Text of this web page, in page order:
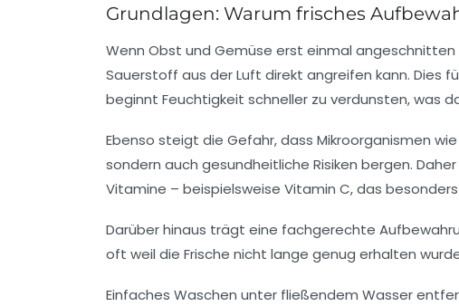
Grundlagen: Warum frisches
Wenn Obst und Gemüse erst einmal
Sauerstoff aus der Luft direkt angreifen kann. Dies
beginnt Feuchtigkeit schneller zu verdunsten, was
Ebenso steigt die Gefahr, dass Mikroorganismen
sondern auch gesundheitliche Risiken bergen.
Vitamine – beispielsweise Vitamin C, das
Darüber hinaus trägt eine fachgerechte
oft weil die Frische nicht lange genug erhalten
Einfaches Waschen unter fließendem Wasser